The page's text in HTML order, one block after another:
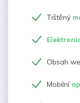
Tištěný
Obsah
Mobilní